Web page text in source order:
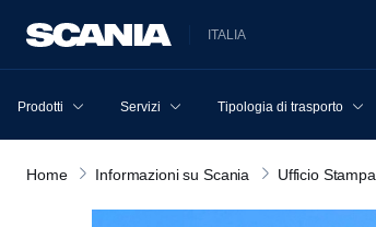
ITALIA
Prodotti Servizi Tipologia di trasporto
Home Informazioni su Scania Ufficio Stampa